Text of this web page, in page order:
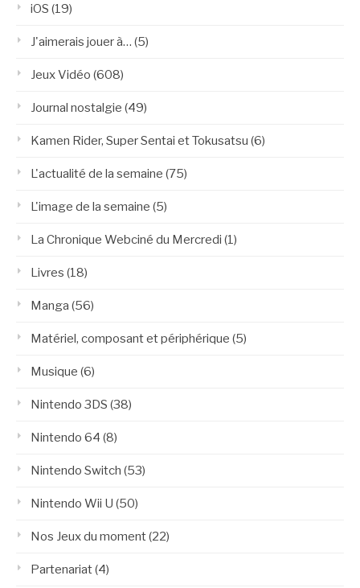
iOS (19)
J'aimerais jouer à… (5)
Jeux Vidéo (608)
Journal nostalgie (49)
Kamen Rider, Super Sentai et Tokusatsu (6)
L'actualité de la semaine (75)
L'image de la semaine (5)
La Chronique Webciné du Mercredi (1)
Livres (18)
Manga (56)
Matériel, composant et périphérique (5)
Musique (6)
Nintendo 3DS (38)
Nintendo 64 (8)
Nintendo Switch (53)
Nintendo Wii U (50)
Nos Jeux du moment(22)
Partenariat(4)